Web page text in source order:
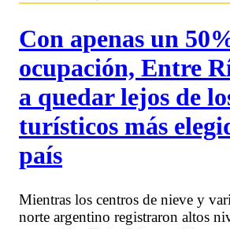
Con apenas un
ocupación, Entre
a quedar lejos de
turísticos más
país
Mientras los centros de nieve y
norte argentino registraron altos